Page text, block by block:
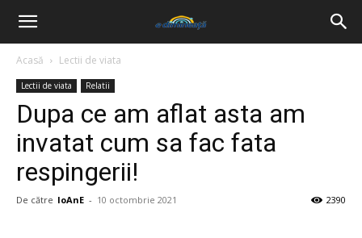
Acasă Lectii de viata
Lectii de viata Relatii
Dupa ce am aflat asta am
invatat cum sa fac fata
respingerii!
De către IoAnE - 10 octombrie 2021 2390